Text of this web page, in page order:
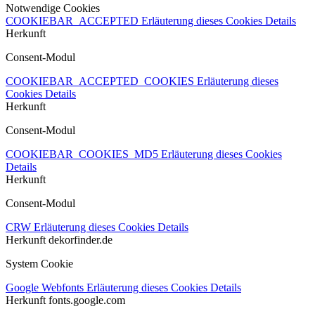
Notwendige Cookies
COOKIEBAR_ACCEPTED Erläuterung dieses Cookies Details
Herkunft
Consent-Modul
COOKIEBAR_ACCEPTED_COOKIES Erläuterung dieses
Cookies Details
Herkunft
Consent-Modul
COOKIEBAR_COOKIES_MD5 Erläuterung dieses Cookies
Details
Herkunft
Consent-Modul
CRW Erläuterung dieses Cookies Details
Herkunft dekorfinder.de
System Cookie
Google Webfonts Erläuterung dieses Cookies Details
Herkunft fonts.google.com